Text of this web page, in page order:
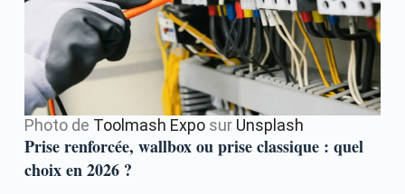
Photo de Toolmash Exposur Unsplash
Prise renforcée, wallbox ou prise classique : quel
choix en 2026 ?